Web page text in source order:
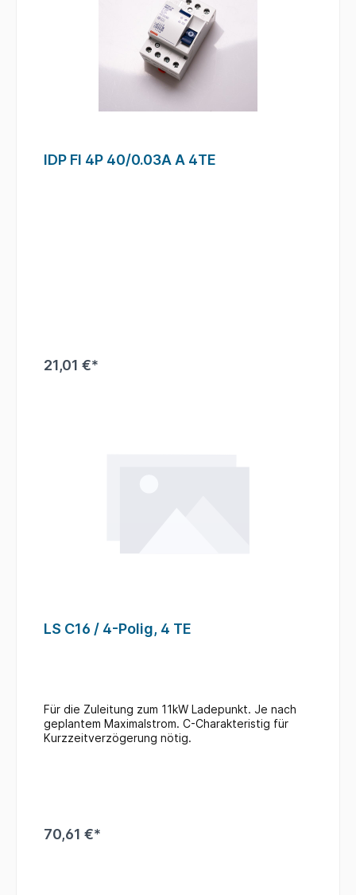
IDP FI 4P 40/0.03A A 4TE
21,01 €*
LS C16 / 4-Polig, 4 TE
Für die Zuleitung zum 11kW Ladepunkt. Je nach
geplantem Maximalstrom. C-Charakteristig für
Kurzzeitverzögerung nötig.
70,61 €*